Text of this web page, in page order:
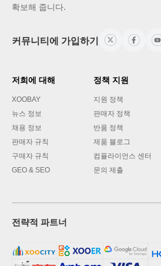
확보해 줍니다.
커뮤니티에 가입하기
저희에 대해
XOOBAY
뉴스 정보
채용 정보
판매자 규칙
구매자 규칙
GEO & SEO
정책 지원
지원 정책
판매자 정책
반품 정책
제품 블로그
컴플라이언스 센터
문의 제출
전략적 파트너